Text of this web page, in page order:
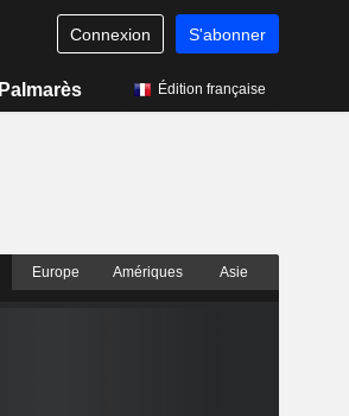
Connexion S'abonner
Palmarès Édition française
Europe Amériques Asie